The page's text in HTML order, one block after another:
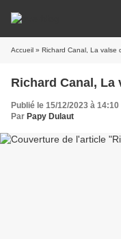
Accueil » Richard Canal, La valse
Richard Canal, La
Publié le 15/12/2023 à 14:10
Par Papy Dulaut